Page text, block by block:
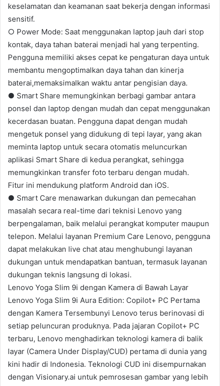
keselamatan dan keamanan saat bekerja dengan informasi
sensitif.
○ Power Mode: Saat menggunakan laptop jauh dari stop
kontak, daya tahan baterai menjadi hal yang terpenting.
Pengguna memiliki akses cepat ke pengaturan daya untuk
membantu mengoptimalkan daya tahan dan kinerja
baterai,memaksimalkan waktu antar pengisian daya.
● Smart Share memungkinkan berbagi gambar antara
ponsel dan laptop dengan mudah dan cepat menggunakan
kecerdasan buatan. Pengguna dapat dengan mudah
mengetuk ponsel yang didukung di tepi layar, yang akan
meminta laptop untuk secara otomatis meluncurkan
aplikasi Smart Share di kedua perangkat, sehingga
memungkinkan transfer foto terbaru dengan mudah.
Fitur ini mendukung platform Android dan iOS.
● Smart Care menawarkan dukungan dan pemecahan
masalah secara real-time dari teknisi Lenovo yang
berpengalaman, baik melalui perangkat komputer maupun
telepon. Melalui layanan Premium Care Lenovo, pengguna
dapat melakukan live chat atau menghubungi layanan
dukungan untuk mendapatkan bantuan, termasuk layanan
dukungan teknis langsung di lokasi.
Lenovo Yoga Slim 9i dengan Kamera di Bawah Layar
Lenovo Yoga Slim 9i Aura Edition: Copilot+ PC Pertama
dengan Kamera Tersembunyi Lenovo terus berinovasi di
setiap peluncuran produknya. Pada jajaran Copilot+ PC
terbaru, Lenovo menghadirkan teknologi kamera di balik
layar (Camera Under Display/CUD) pertama di dunia yang
kini hadir di Indonesia. Teknologi CUD ini disempurnakan
dengan Visionary.ai untuk pemrosesan gambar yang lebih